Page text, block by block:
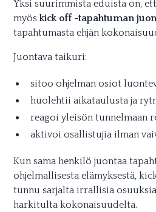
Yksi suurimmista eduista on,
myöskick off -tapahtuman
tapahtumasta ehjän
Juontava taikuri:
sitoo ohjelman osiot
huolehtii aikataulusta ja
reagoi yleisön tunnelmaan
aktivoi osallistujia ilman
Kun sama henkilö juontaa
ohjelmallisesta elämyksestä,
tunnu sarjalta irrallisia
harkitulta kokonaisuudelta.